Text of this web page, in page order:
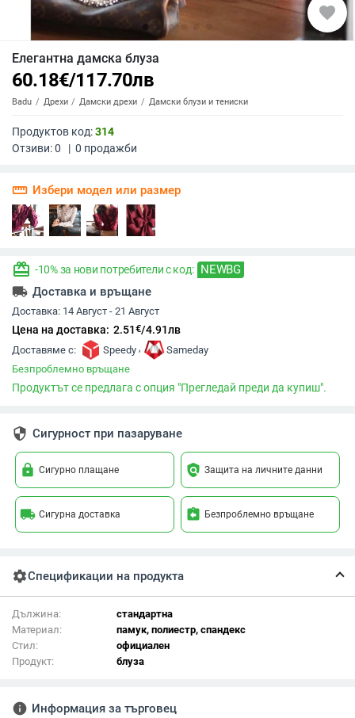
favorite
Елегантна дамска блуза
60.18€/117.70лв
Badu Дрехи Дамски дрехи Дамски блузи и тениски
Продуктов код:314
Отзиви:0 | 0 продажби
straighten Избери модел или размер
redeem -10% за нови потребители с код: NEWBG
local_shipping Доставка и връщане
Доставка: 14 Август - 21 Август
Цена на доставка: 2.51€/4.91лв
Доставяме с: Speedy ,
Sameday
Безпроблемно връщане
Продуктът се предлага с опция "Прегледай преди да купиш".
security Сигурност при пазаруване
lock Сигурно плащане policy Защита на личните данни
local_shipping Сигурна доставка assignment_return Безпроблемно връщане
settingsСпецификации на продукта
Дължина:
стандартна
Материал:
памук, полиестр, спандекс
Стил:
официален
Продукт:
блуза
info Информация за търговец